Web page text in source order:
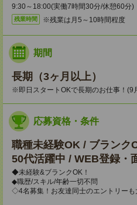
9:30～18:00(実働7時間30分/休憩60分)
残業時間 ※残業は月5～10時間程度
期間
長期（3ヶ月以上）
※即日スタートOKで長期のお仕事！(9
応募資格・条件
職種未経験OK / ブランク
50代活躍中 / WEB登録・
◆未経験&ブランクOK！
◆職歴/スキル/年齢一切不問
◇4名募集！お友達同士のエントリーも